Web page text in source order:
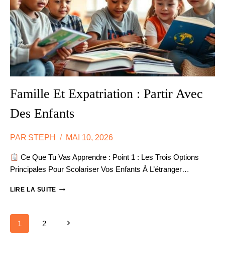
Famille Et Expatriation : Partir Avec
Des Enfants
PAR STEPH MAI 10, 2026
Ce Que Tu Vas Apprendre : Point 1 : Les Trois Options
Principales Pour Scolariser Vos Enfants À L’étranger…
LIRE LA SUITEFAMILLE
PARTIR
Page
1 2
Next